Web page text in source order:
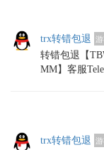
trx转错包退 游
转错包退【
MM】客服
trx转错包退 游